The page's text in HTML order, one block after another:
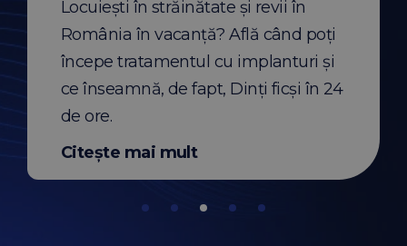
Locuiești în străinătate și revii în
România în vacanță? Află când poți
începe tratamentul cu implanturi și
ce înseamnă, de fapt, Dinți ficși în 24
de ore.
Citește mai mult
Citește mai mult